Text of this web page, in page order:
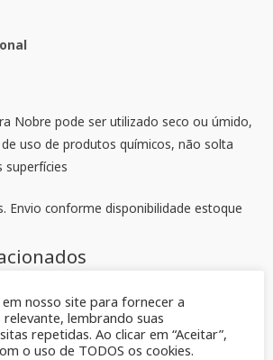
Nobre pode ser utilizado seco ou úmido,
uso de produtos químicos, não solta
superfícies
Envio conforme disponibilidade estoque
nosso site para fornecer a
lembrando suas
repetidas. Ao clicar em “Aceitar”,
o uso de TODOS os cookies.